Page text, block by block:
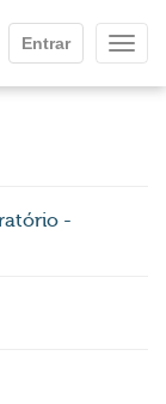
Entrar
-